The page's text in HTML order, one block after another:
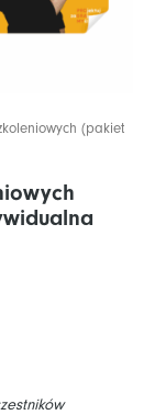
(pakiet